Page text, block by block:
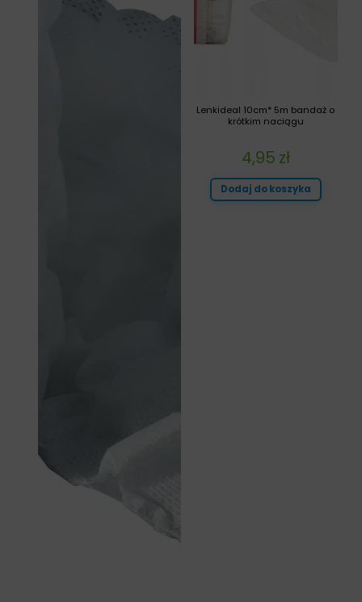
Lenkideal 10cm* 5m bandaż o
krótkim naciągu
4,95 zł
Dodaj do koszyka